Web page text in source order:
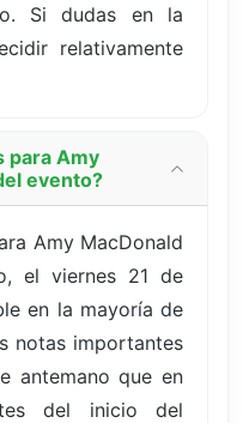
Si dudas en la
relativamente
para Amy
evento?
Amy MacDonald
el viernes 21 de
en la mayoría de
notas importantes
antemano que en
del inicio del